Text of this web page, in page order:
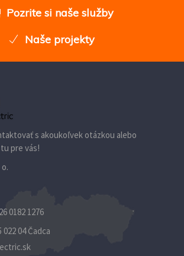
Pozrite si naše služby
Naše projekty
s akoukoľvek otázkou alebo
pre vás!
0182 1276
04 Čadca